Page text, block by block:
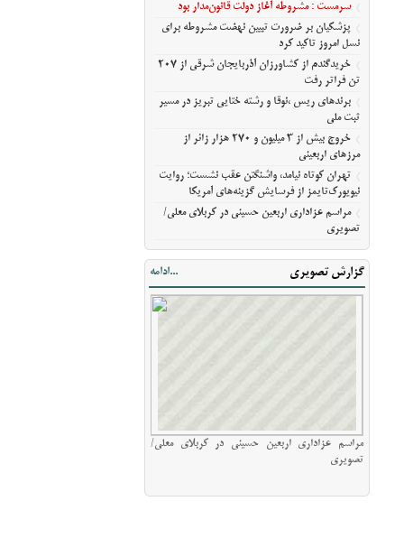
مراسم عزاداری اربعین حسینی در کربلای
معلی/تصویری
سرمست : مشروطه آغاز دولت قانون‌مدار بود
پزشکیان بر ضرورت تبیین نهضت مشروطه برای
نسل امروز تاکید کرد
خریدگندم از کشاورزان آذربایجان شرقی از 207
تن فراتر رفت
برندهای ریس ،‌نوقا و رشته ختایی تبریز در مسیر
ثبت ملی
خروج بیش از ۳ میلیون و ۲۷۰ هزار زائر از
مرزهای اربعینی
تهران کوتاه نیامد، واشنگتن عقب نشست؛ روایت
نیویورک‌تایمز از فرسایش گزینه‌های آمریکا
مراسم عزاداری اربعین حسینی در کربلای معلی/
تصویری
گزارش تصویری ...ادامه
مراسم عزاداری اربعین حسینی در کربلای معلی/
تصویری